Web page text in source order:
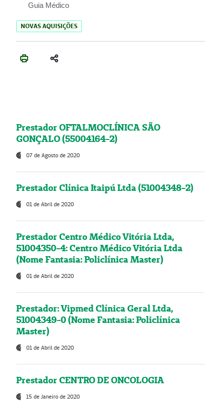
Guia Médico
NOVAS AQUISIÇÕES
Prestador OFTALMOCLÍNICA SÃO
GONÇALO (55004164-2)
07 de Agosto de 2020
Prestador Clínica Itaipú Ltda (51004348-2)
01 de Abril de 2020
Prestador Centro Médico Vitória Ltda,
51004350-4: Centro Médico Vitória Ltda
(Nome Fantasia: Policlínica Master)
01 de Abril de 2020
Prestador: Vipmed Clínica Geral Ltda,
51004349-0 (Nome Fantasia: Policlínica
Master)
01 de Abril de 2020
Prestador CENTRO DE ONCOLOGIA
15 de Janeiro de 2020